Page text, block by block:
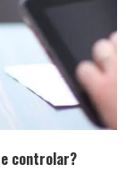
controlar?